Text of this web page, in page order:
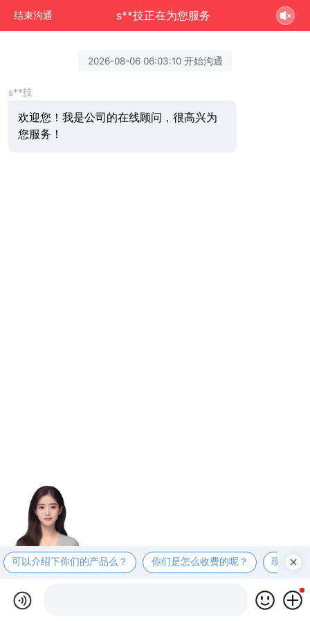
结束沟通 s**技正在为您服务
2026-08-06 06:03:10 开始沟通
s**技
欢迎您！我是公司的在线顾问，很高兴为
您服务！
可以介绍下你们的产品么？ 你们是怎么收费的呢？ 现在有